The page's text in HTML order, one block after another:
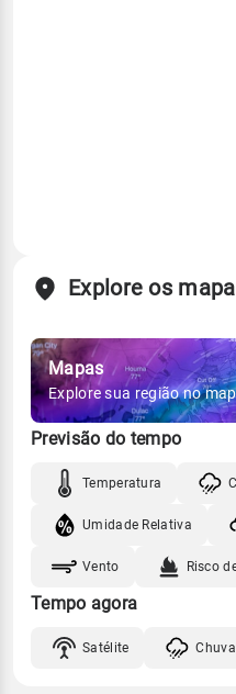
Explore os
Mapas
Explore sua região no
Previsão do tempo
Temperatura
Umidade Relativa
Vento Risco
Tempo agora
Satélite